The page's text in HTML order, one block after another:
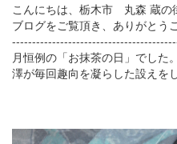
こんにちは、栃木市 丸森 蔵の
ブログをご覧頂き、ありがと
月恒例の「お抹茶の日」でした
澤が毎回趣向を凝らした設えを